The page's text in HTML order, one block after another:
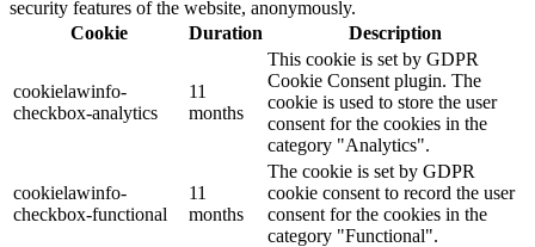
security features of the website, anonymously.
Cookie
Duration Description
cookielawinfo-
checkbox-analytics
11
months
This cookie is set by GDPR
Cookie Consent plugin. The
cookie is used to store the user
consent for the cookies in the
category "Analytics".
cookielawinfo-
checkbox-functional
11
months
The cookie is set by GDPR
cookie consent to record the user
consent for the cookies in the
category "Functional".